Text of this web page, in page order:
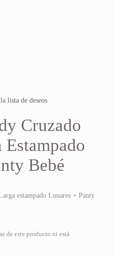
lista de deseos
Cruzado
Bebé
estampado Lunares + Panty
de este producto ni está